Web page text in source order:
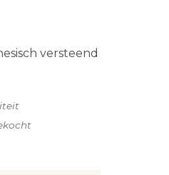
versteend